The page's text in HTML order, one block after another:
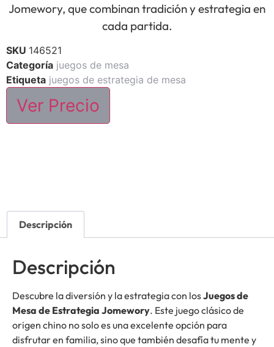
Jomewory, que combinan tradición y estrategia en
cada partida.
SKU 146521
Categoría juegos de mesa
Etiqueta juegos de estrategia de mesa
Ver Precio
Descripción
Descripción
Descubre la diversión y la estrategia con losJuegos de
Mesa de Estrategia Jomewory. Este juego clásico de
origen chino no solo es una excelente opción para
disfrutar en familia, sino que también desafía tu mente y